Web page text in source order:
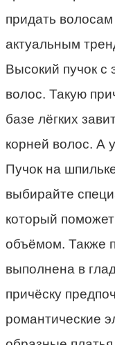
придать
актуальным
Высокий пучок с
волос. Такую
базе лёгких
корней волос. А
Пучок на
выбирайте
который
объёмом. Также
выполнена в
причёску
романтические